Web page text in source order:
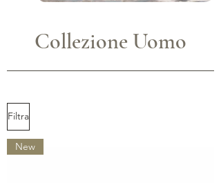
Collezione Uomo
Filtra
New